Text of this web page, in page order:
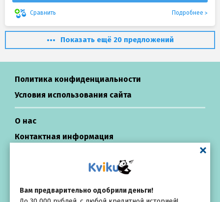
Сравнить Подробнее
Вам предварительно одобрили деньги!
Показать ещё 20 предложений
Политика конфиденциальности
Условия использования сайта
О нас
Контактная информация
Займы в России